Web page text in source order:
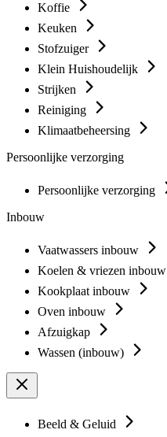
Koffie
Keuken
Stofzuiger
Klein Huishoudelijk
Strijken
Reiniging
Klimaatbeheersing
Persoonlijke verzorging
Persoonlijke verzorging
Inbouw
Vaatwassers inbouw
Koelen & vriezen inbouw
Kookplaat inbouw
Oven inbouw
Afzuigkap
Wassen (inbouw)
Beeld & Geluid